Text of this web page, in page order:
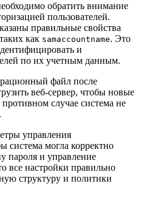
обратить внимание
пользователей.
правильные свойства
как samaccountname. Это
и
по их учетным данным.
файл после
веб-сервер, чтобы новые
случае система не
управления
система могла корректно
пароля и управление
все настройки правильно
структуру и политики